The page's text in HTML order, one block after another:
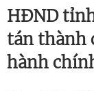
HĐND
tán thành
hành